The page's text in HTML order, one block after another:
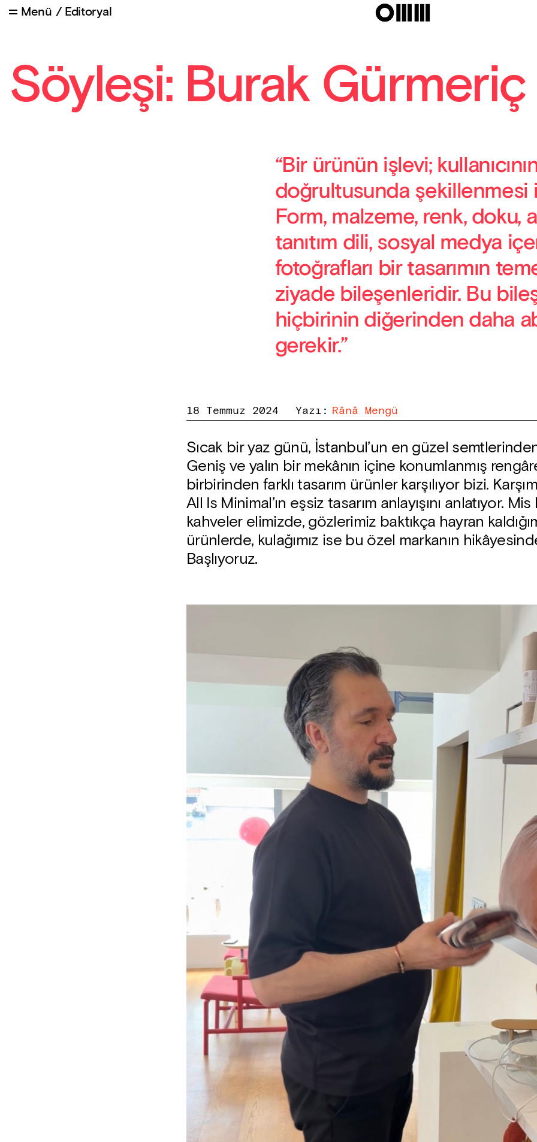
Menü / Editoryal
Söyleşi: Burak Gürmeriç
“Bir ürünün işlevi;
doğrultusunda şekillenmesi
Form, malzeme, renk, doku,
tanıtım dili, sosyal medya
fotoğrafları bir tasarımın
ziyade bileşenleridir. Bu
hiçbirinin diğerinden daha
gerekir.”
18 Temmuz 2024 Yazı : Rânâ Mengü
Sıcak bir yaz günü, İstanbul’un en güzel
Geniş ve yalın bir mekânın içine konumlanmış
birbirinden farklı tasarım ürünler karşılıyor bizi.
All Is Minimal’ın eşsiz tasarım anlayışını anlatıyor.
kahveler elimizde, gözlerimiz baktıkça hayran
ürünlerde, kulağımız ise bu özel markanın
Başlıyoruz.